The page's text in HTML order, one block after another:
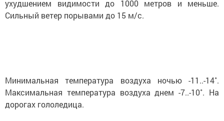
ухудшением видимости до 1000 метров и меньше.
Сильный ветер порывами до 15 м/с.
Минимальная температура воздуха ночью -11..-14˚.
Максимальная температура воздуха днем -7..-10˚. На
дорогах гололедица.